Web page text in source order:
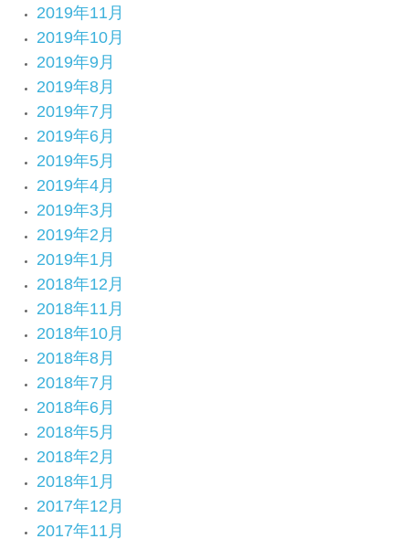
2019年11月
2019年10月
2019年9月
2019年8月
2019年7月
2019年6月
2019年5月
2019年4月
2019年3月
2019年2月
2019年1月
2018年12月
2018年11月
2018年10月
2018年8月
2018年7月
2018年6月
2018年5月
2018年2月
2018年1月
2017年12月
2017年11月